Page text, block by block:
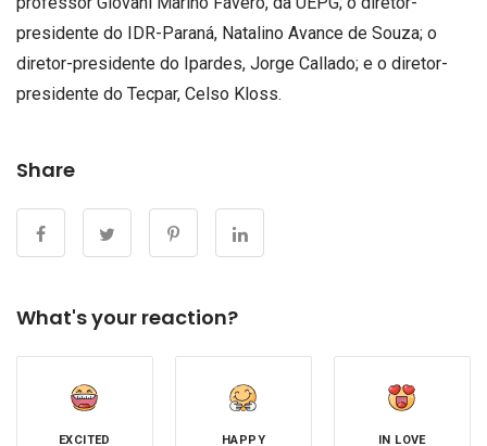
presidente do IDR-Paraná, Natalino Avance de Souza; o
diretor-presidente do Ipardes, Jorge Callado; e o diretor-
presidente do Tecpar, Celso Kloss.
Share
What's your reaction?
EXCITED HAPPY IN LOVE